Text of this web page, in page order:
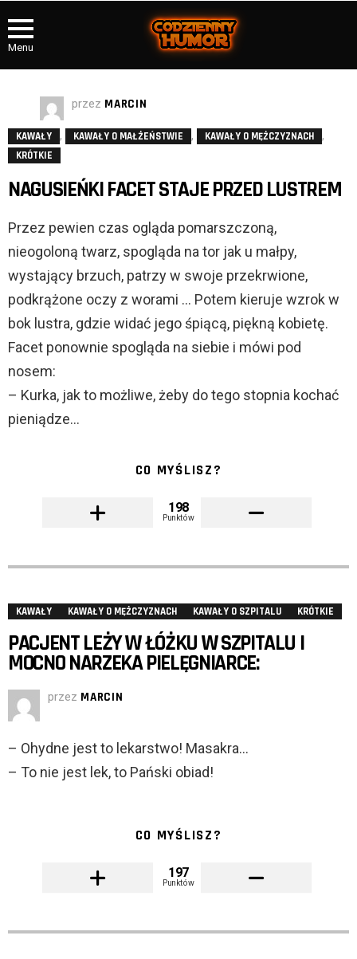
Menu
przez MARCIN
KAWAŁY , KAWAŁY O MAŁŻEŃSTWIE , KAWAŁY O MĘŻCZYZNACH ,
KRÓTKIE
NAGUSIEŃKI FACET STAJE PRZED LUSTREM
Przez pewien czas ogląda pomarszczoną,
nieogoloną twarz, spogląda na tor jak u małpy,
wystający brzuch, patrzy w swoje przekrwione,
podkrążone oczy z worami … Potem kieruje wzrok w
bok lustra, gdzie widać jego śpiącą, piękną kobietę.
Facet ponownie spogląda na siebie i mówi pod
nosem:
– Kurka, jak to możliwe, żeby do tego stopnia kochać
pieniądze…
CO MYŚLISZ?
198
Punktów
KAWAŁY KAWAŁY O MĘŻCZYZNACH KAWAŁY O SZPITALU KRÓTKIE
PACJENT LEŻY W ŁÓŻKU W SZPITALU I
MOCNO NARZEKA PIELĘGNIARCE:
przez MARCIN
– Ohydne jest to lekarstwo! Masakra…
– To nie jest lek, to Pański obiad!
CO MYŚLISZ?
197
Punktów